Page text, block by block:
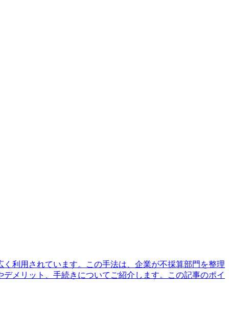
利用されています。この手法は、企業が不採算部門を整理
メリット、手続きについてご紹介します。この記事のポイ